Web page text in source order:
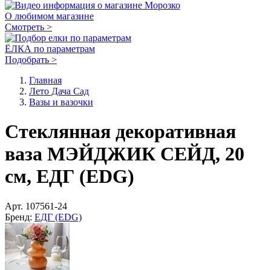
О любимом магазине
Смотреть >
ЁЛКА по параметрам
Подобрать >
Главная
Лето Дача Сад
Вазы и вазочки
Стеклянная декоративная
ваза МЭЙДЖИК СЕЙД, 20
см, ЕДГ (EDG)
Арт. 107561-24
Бренд: ЕДГ (EDG)